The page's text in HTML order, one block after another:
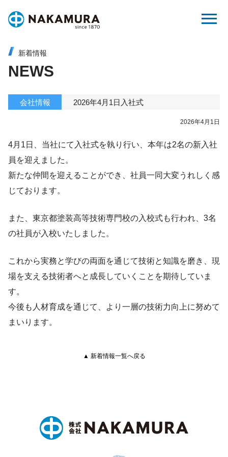
content
menu
新着情報
NEWS
会社情報 2026年4月1日入社式
2026年4月1日
4月1日、当社にて入社式を執り行い、本年は2名の新入社
員を迎えました。
新たな仲間を迎えることができ、社員一同大変うれしく感
じております。
また、東京都塗装⾼等技術専⾨校の入校式も行われ、3名
の社員が入校いたしました。
これから実務と学びの両面を通じて技術と知識を磨き、現
場を支える技術者へと成長していくことを期待していま
す。
今後も人材育成を通じて、より一層の技術力向上に努めて
まいります。
▲ 新着情報一覧へ戻る